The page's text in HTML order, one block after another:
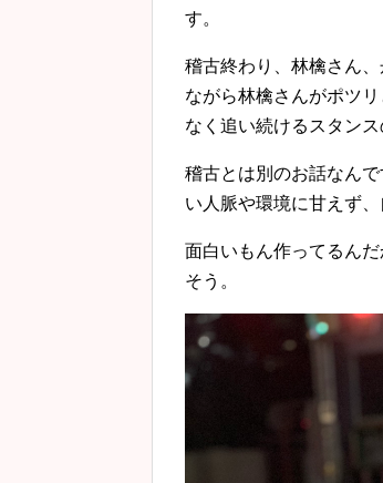
す。
稽古終わり、林檎さん
ながら林檎さんがポツ
なく追い続けるスタン
稽古とは別のお話なん
い人脈や環境に甘えず
面白いもん作ってるん
そう。